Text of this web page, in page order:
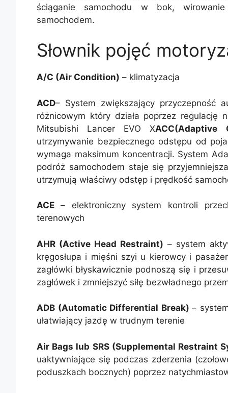
ściąganie samochodu w bok,
samochodem.
Słownik pojęć
A/C (Air Condition) – klimatyzacja
ACD– System zwiększający przyczepność
różnicowym który działa poprzez
Mitsubishi Lancer EVO XACC(Adaptive
utrzymywanie bezpiecznego odstępu od
wymaga maksimum koncentracji. System
podróż samochodem staje się
utrzymują właściwy odstęp i prędkość
ACE – elektroniczny system kontroli
terenowych
AHR (Active Head Restraint) – system
kręgosłupa i mięśni szyi u kierowcy i
zagłówki błyskawicznie podnoszą się i
zagłówek i zmniejszyć siłę bezwładnego
ADB (Automatic Differential Break)–
ułatwiający jazdę w trudnym terenie
Air Bags lub SRS (Supplemental Restraint
uaktywniające się podczas zderzenia
poduszkach bocznych) poprzez